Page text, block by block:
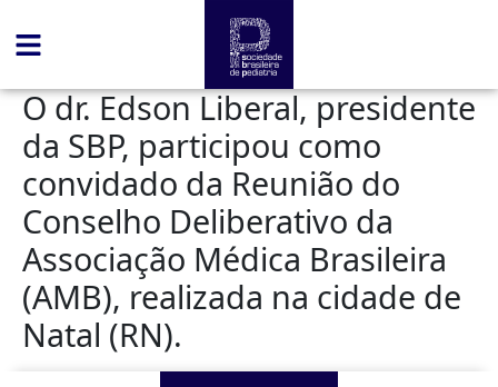
O dr. Edson Liberal, presidente
da SBP, participou como
convidado da Reunião do
Conselho Deliberativo da
Associação Médica Brasileira
(AMB), realizada na cidade de
Natal (RN).